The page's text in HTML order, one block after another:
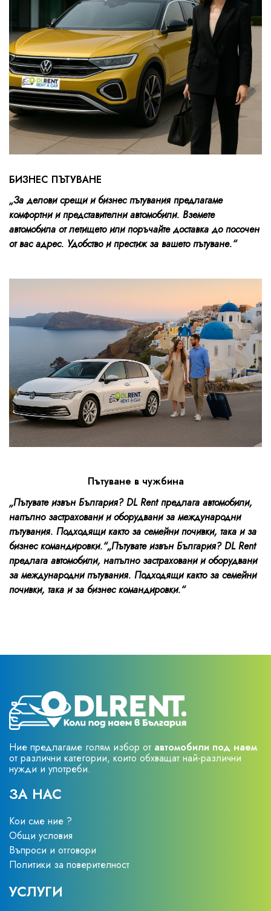
БИЗНЕС ПЪТУВАНЕ
„За делови срещи и бизнес пътувания предлагаме
комфортни и представителни автомобили. Вземете
автомобила от летището или поръчайте доставка до посочен
от вас адрес. Удобство и престиж за вашето пътуване.“
Пътуване в чужбина
„Пътувате извън България? DL Rent предлага автомобили,
напълно застраховани и оборудвани за международни
пътувания. Подходящи както за семейни почивки, така и за
бизнес командировки.“„Пътувате извън България? DL Rent
предлага автомобили, напълно застраховани и оборудвани
за международни пътувания. Подходящи както за семейни
почивки, така и за бизнес командировки.“
Ние предлагаме голям избор от автомобили под наем
от различни категории, които обхващат най-различни
нужди и употреби.
ЗА НАС
Кои сме ние ?
Общи условия
Въпроси и отговори
Политики за поверителност
УСЛУГИ